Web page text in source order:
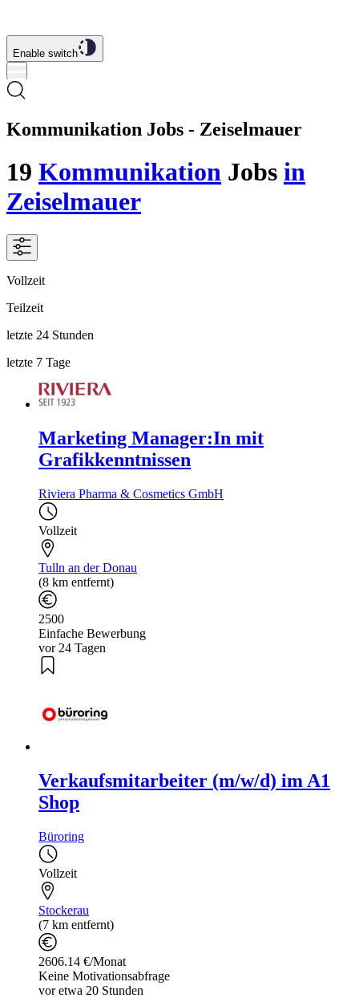
Enable switch
Kommunikation Jobs - Zeiselmauer
19 Kommunikation Jobs in
Zeiselmauer
Vollzeit
Teilzeit
letzte 24 Stunden
letzte 7 Tage
Marketing Manager:In mit
Grafikkenntnissen
Riviera Pharma & Cosmetics GmbH
Vollzeit
Tulln an der Donau
(8 km entfernt)
2500
Einfache Bewerbung
vor 24 Tagen
Verkaufsmitarbeiter (m/w/d) im A1
Shop
Büroring
Vollzeit
Stockerau
(7 km entfernt)
2606.14 €/Monat
Keine Motivationsabfrage
vor etwa 20 Stunden